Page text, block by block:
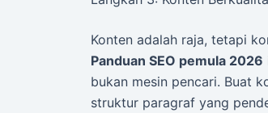
Konten adalah raja, tetapi
Panduan SEO pemula 2026
bukan mesin pencari. Buat
struktur paragraf yang